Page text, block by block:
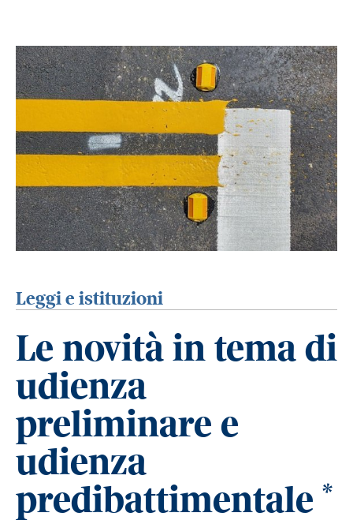
Leggi e istituzioni
Le novità in tema di
udienza
preliminare e
udienza
predibattimentale *